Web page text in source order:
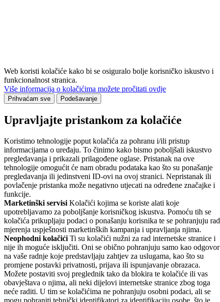
Web koristi kolačiće kako bi se osiguralo bolje korisničko iskustvo i
funkcionalnost stranica.
Više informacija o kolačićima možete pročitati ovdje
Prihvaćam sve Podešavanje
Upravljajte pristankom za kolačiće
Koristimo tehnologije poput kolačića za pohranu i/ili pristup
informacijama o uređaju. To činimo kako bismo poboljšali iskustvo
pregledavanja i prikazali prilagođene oglase. Pristanak na ove
tehnologije omogućit će nam obradu podataka kao što su ponašanje
pregledavanja ili jedinstveni ID-ovi na ovoj stranici. Nepristanak ili
povlačenje pristanka može negativno utjecati na određene značajke i
funkcije.
Marketinški servisi Kolačići kojima se koriste alati koje
upotrebljavamo za poboljšanje korisničkog iskustva. Pomoću tih se
kolačića prikupljaju podaci o ponašanju korisnika te se pohranjuju
mjerenja uspješnosti marketinških kampanja i upravljanja njima.
Neophodni kolačići Ti su kolačići nužni za rad internetske stranice i
nije ih moguće isključiti. Oni se obično pohranjuju samo kao odgovor
na vaše radnje koje predstavljaju zahtjev za uslugama, kao što su
promjene postavki privatnosti, prijava ili ispunjavanje obrazaca.
Možete postaviti svoj preglednik tako da blokira te kolačiće ili vas
obavještava o njima, ali neki dijelovi internetske stranice zbog toga
neće raditi. U tim se kolačićima ne pohranjuju osobni podaci, ali se
mogu pohraniti tehnički identifikatori za identifikaciju osobe, što je